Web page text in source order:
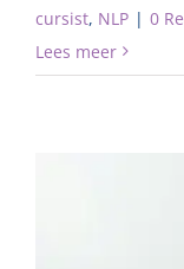
cursist, NLP | 0
Lees meer